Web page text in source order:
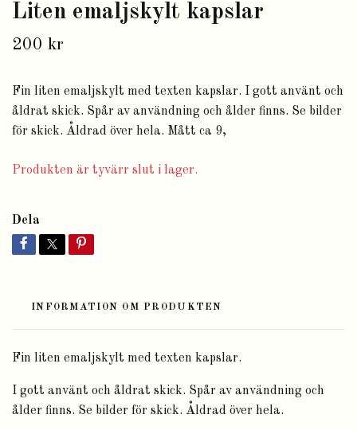
Liten emaljskylt kapslar
200 kr
Fin liten emaljskylt med texten kapslar. I gott använt och
åldrat skick. Spår av användning och ålder finns. Se bilder
för skick. Åldrad över hela. Mått ca 9,
Produkten är tyvärr slut i lager.
Dela
INFORMATION OM PRODUKTEN
Fin liten emaljskylt med texten kapslar.
I gott använt och åldrat skick. Spår av användning och
ålder finns. Se bilder för skick. Åldrad över hela.